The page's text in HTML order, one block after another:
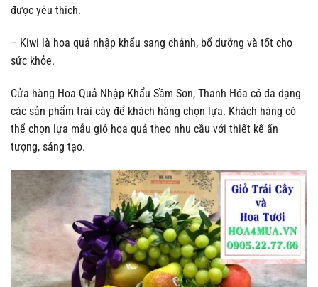
được yêu thích.
– Kiwi là hoa quả nhập khẩu sang chảnh, bổ dưỡng và tốt cho
sức khỏe.
Cửa hàng Hoa Quả Nhập Khẩu Sầm Sơn, Thanh Hóa có đa dạng
các sản phẩm trái cây để khách hàng chọn lựa. Khách hàng có
thể chọn lựa mẫu giỏ hoa quả theo nhu cầu với thiết kế ấn
tượng, sáng tạo.